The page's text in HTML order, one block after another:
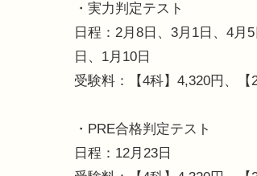
・実力判定テスト
日程：2月8日、3月1日、4月
日、1月10日
受験料：【4科】4,320円、【
・PRE合格判定テスト
日程：12月23日